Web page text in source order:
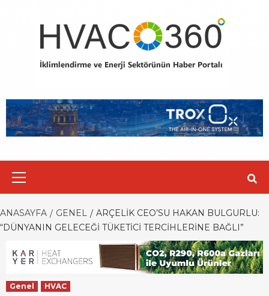
ANASAYFA GENEL
ARÇELIK CEO’SU HAKAN BULGURLU:
“DÜNYANIN GELECEĞI TÜKETICI TERCIHLERINE BAĞLI”
Genel HVAC